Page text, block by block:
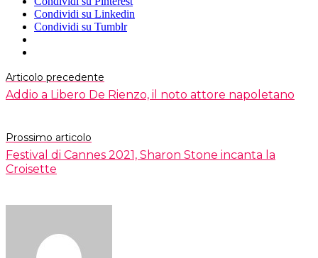
Condividi su Linkedin
Condividi su Tumblr
Articolo precedente
Addio a Libero De Rienzo, il noto attore napoletano
Prossimo articolo
Festival di Cannes 2021, Sharon Stone incanta la
Croisette